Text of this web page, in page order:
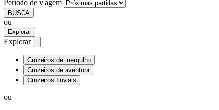
Período de viagem
BUSCA
ou
Explorar
Explorar
Cruzeiros de mergulho
Cruzeiros de aventura
Cruzeiros fluviais
ou